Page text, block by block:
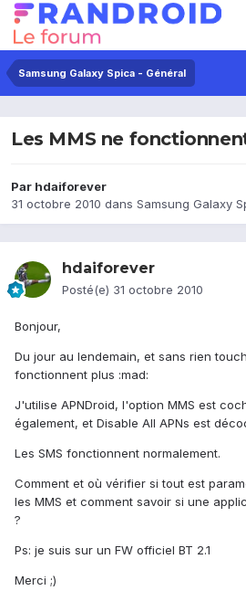
Samsung Galaxy Spica - Général
Les MMS ne
Par hdaiforever
31 octobre 2010 dans Samsung Galaxy
hdaiforever
Posté(e) 31 octobre 2010
Bonjour,
Du jour au lendemain, et sans rien
fonctionnent plus :mad:
J'utilise APNDroid, l'option MMS est
également, et Disable All APNs est
Les SMS fonctionnent normalement.
Comment et où vérifier si tout est
les MMS et comment savoir si une
?
Ps: je suis sur un FW officiel BT 2.1
Merci ;)